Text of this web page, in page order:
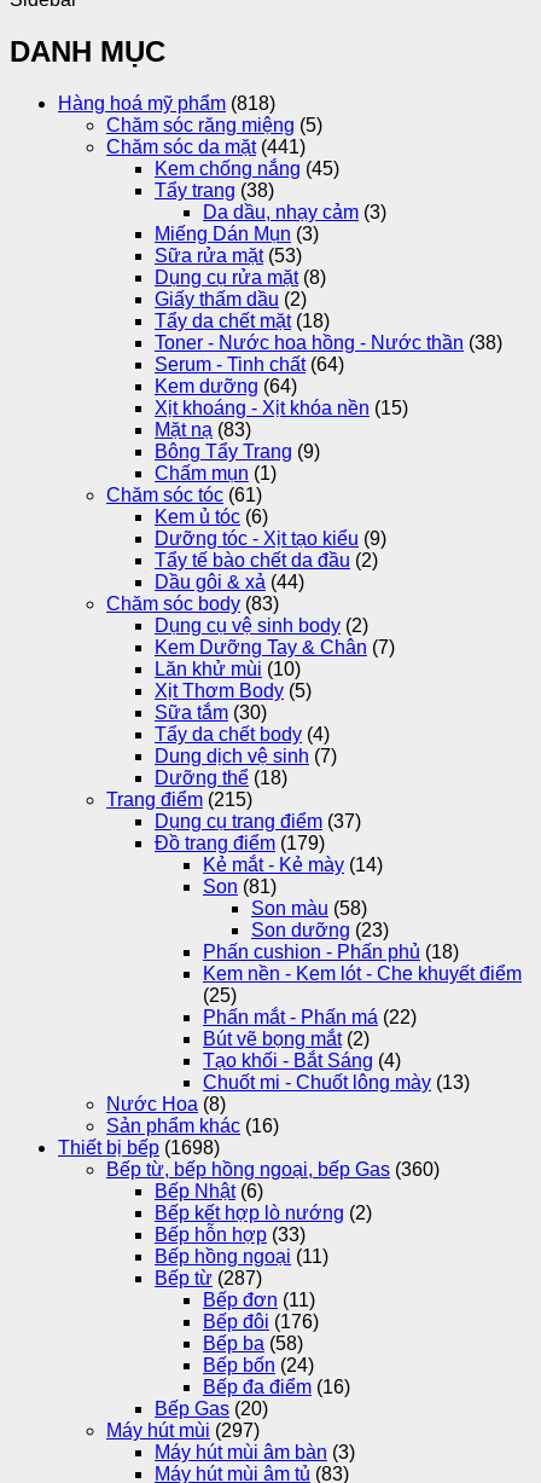
DANH MỤC
Hàng hoá mỹ phẩm (818)
Chăm sóc răng miệng (5)
Chăm sóc da mặt (441)
Kem chống nắng (45)
Tẩy trang (38)
Da dầu, nhạy cảm (3)
Miếng Dán Mụn (3)
Sữa rửa mặt (53)
Dụng cụ rửa mặt (8)
Giấy thấm dầu (2)
Tẩy da chết mặt (18)
Toner - Nước hoa hồng - Nước thần (38)
Serum - Tinh chất (64)
Kem dưỡng (64)
Xịt khoáng - Xịt khóa nền (15)
Mặt nạ (83)
Bông Tẩy Trang (9)
Chấm mụn (1)
Chăm sóc tóc (61)
Kem ủ tóc (6)
Dưỡng tóc - Xịt tạo kiểu (9)
Tẩy tế bào chết da đầu (2)
Dầu gôi & xả (44)
Chăm sóc body (83)
Dụng cụ vệ sinh body (2)
Kem Dưỡng Tay & Chân (7)
Lăn khử mùi (10)
Xịt Thơm Body (5)
Sữa tắm (30)
Tẩy da chết body (4)
Dung dịch vệ sinh (7)
Dưỡng thể (18)
Trang điểm (215)
Dụng cụ trang điểm (37)
Đồ trang điểm (179)
Kẻ mắt - Kẻ mày (14)
Son (81)
Son màu (58)
Son dưỡng (23)
Phấn cushion - Phấn phủ (18)
Kem nền - Kem lót - Che khuyết điểm
(25)
Phấn mắt - Phấn má (22)
Bút vẽ bọng mắt (2)
Tạo khối - Bắt Sáng (4)
Chuốt mi - Chuốt lông mày (13)
Nước Hoa (8)
Sản phẩm khác (16)
Thiết bị bếp (1698)
Bếp từ, bếp hồng ngoại, bếp Gas (360)
Bếp Nhật (6)
Bếp kết hợp lò nướng (2)
Bếp hỗn hợp (33)
Bếp hồng ngoại (11)
Bếp từ (287)
Bếp đơn (11)
Bếp đôi (176)
Bếp ba (58)
Bếp bốn (24)
Bếp đa điểm (16)
Bếp Gas (20)
Máy hút mùi (297)
Máy hút mùi âm bàn (3)
Máy hút mùi âm tủ (83)